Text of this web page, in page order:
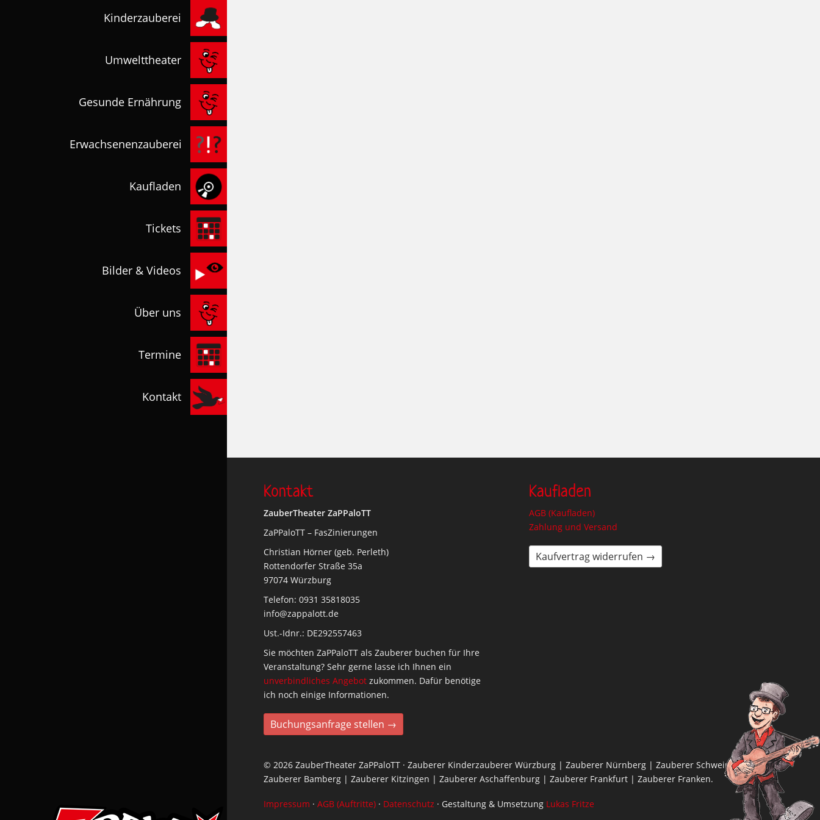
Kinderzauberei
Umwelttheater
Gesunde Ernährung
Erwachsenenzauberei
Kaufladen
Tickets
Bilder & Videos
Über uns
Termine
Kontakt
Kontakt
ZauberTheater ZaPPaloTT
ZaPPaloTT – FasZinierungen
Christian Hörner (geb. Perleth)
Rottendorfer Straße 35a
97074 Würzburg
Telefon: 0931 35818035
info@zappalott.de
Ust.-Idnr.: DE292557463
Sie möchten ZaPPaloTT als Zauberer buchen für Ihre
Veranstaltung? Sehr gerne lasse ich Ihnen ein
unverbindliches Angebot zukommen. Dafür benötige
ich noch einige Informationen.
Buchungsanfrage stellen →
Kaufladen
AGB (Kaufladen)
Zahlung und Versand
Kaufvertrag widerrufen →
© 2026 ZauberTheater ZaPPaloTT · Zauberer Kinderzauberer Würzburg | Zauberer Nürnberg | Zauberer Schweinfurt |
Zauberer Bamberg | Zauberer Kitzingen | Zauberer Aschaffenburg | Zauberer Frankfurt | Zauberer Franken.
Impressum · AGB (Auftritte) · Datenschutz · Gestaltung & Umsetzung Lukas Fritze